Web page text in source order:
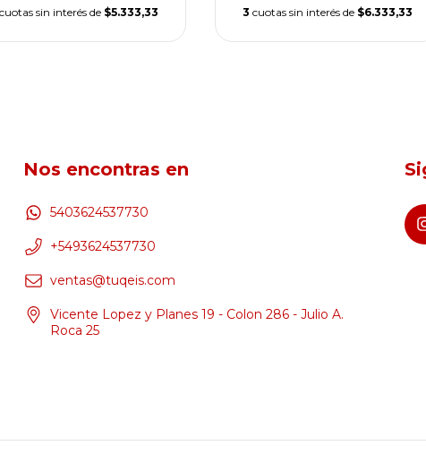
cuotas sin interés de $5.333,33 3 cuotas sin interés de $6.333,33
Nos encontras en
5403624537730
+5493624537730
ventas@tuqeis.com
Vicente Lopez y Planes 19 - Colon 286 - Julio A.
Roca 25